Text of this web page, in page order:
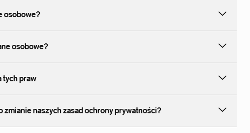
osobowe?
osobowe?
tych praw
zmianie naszych zasad ochrony prywatności?